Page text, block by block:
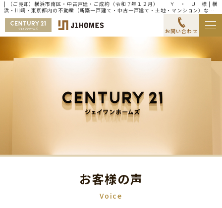
| （ご売却）横浜市南区・中古戸建・ご成約（令和７年１２月） Ｙ ・ Ｕ 様 | 横
浜・川崎・東京都内の不動産（新築一戸建て・中古一戸建て・土地・マンション）なら
センチュリー21ジェイワンホームズ
お問い合わせ
お客様の声
Voice